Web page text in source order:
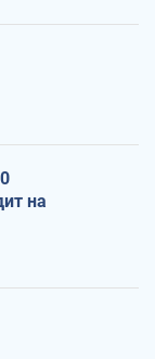
на